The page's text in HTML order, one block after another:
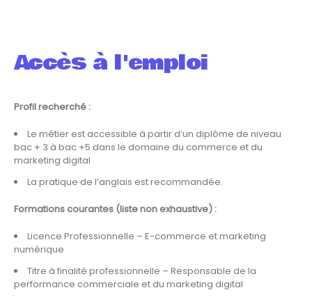
Accès à l'emploi
Profil recherché :
Le métier est accessible à partir d’un diplôme de niveau
bac + 3 à bac +5 dans le domaine du commerce et du
marketing digital
La pratique de l’anglais est recommandée.
Formations courantes (liste non exhaustive) :
Licence Professionnelle – E-commerce et marketing
numérique
Titre à finalité professionnelle – Responsable de la
performance commerciale et du marketing digital